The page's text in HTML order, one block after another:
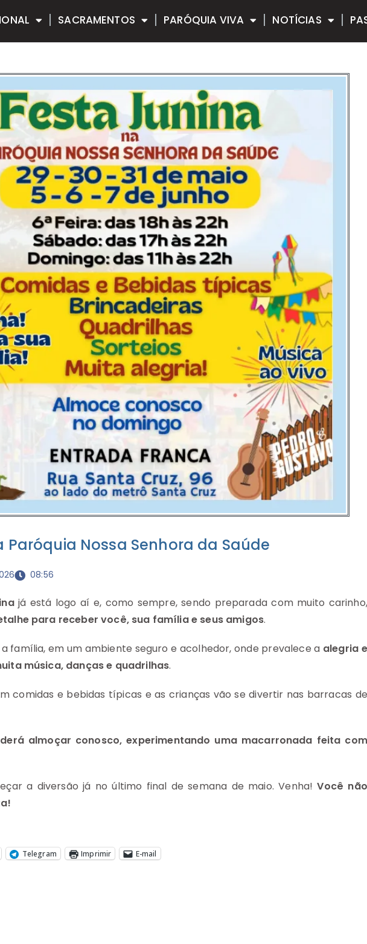
SACRAMENTOS PARÓQUIA VIVA NOTÍCIAS
Paróquia Nossa Senhora da Saúde
08:56
já está logo aí e, como sempre, sendo preparada com muito carinho,
para receber você, sua família e seus amigos.
família, em um ambiente seguro e acolhedor, onde prevalece a alegria e
música, danças e quadrilhas.
comidas e bebidas típicas e as crianças vão se divertir nas barracas de
almoçar conosco, experimentando uma macarronada feita com
a diversão já no último final de semana de maio. Venha!Você não
Telegram Imprimir E-mail